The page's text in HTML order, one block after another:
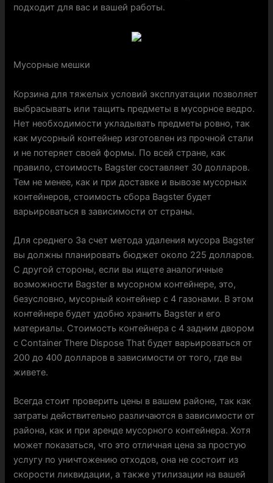
подходит для вас и вашей работы.
Мусорные мешки
Корзина для тяжелых условий эксплуатации позволяет
выбрасывать или тащить предметы в мусорное ведро.
Нет необходимости укладывать предметы ровно, так
как мусорный контейнер изготовлен из прочной стали
и не потеряет своей формы. По всей стране, как
правило, стоимость Bagster составляет 30 долларов.
Тем не менее, как и при доставке и вывозе мусорных
контейнеров, стоимость сбора Bagster будет
варьироваться в зависимости от страны.
Для среднего За счет метода удаления мусора Bagster
вы должны планировать бюджет около 225 долларов.
С другой стороны, если вы ищете аналогичные
возможности Bagster в мусорном контейнере, это,
безусловно, мусорный контейнер с 4 газонами. В этом
контейнере будет удобно хранить Bagster и его
материалы. Стоимость контейнера с 4 задним двором
с Container There Dispose That будет варьироваться от
200 до 400 долларов в зависимости от того, где вы
живете.
Всегда стоит проверить цены в вашем районе, так как
затраты действительно различаются в зависимости от
района, как и при аренде мусорного контейнера. Хотя
может показаться, что это отличная цена за простую
услугу по уничтожению отходов, она не состоит из
скорости ликвидации, а также утилизации на вашей